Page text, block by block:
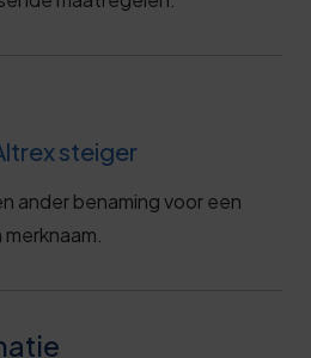
steiger
ander benaming voor een
merknaam.